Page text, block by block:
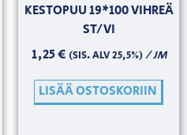
KESTOPUU 19*100 VIHREÄ
ST/VI
1,25€ (SIS. ALV 25,5%)/ JM
LISÄÄ OSTOSKORIIN